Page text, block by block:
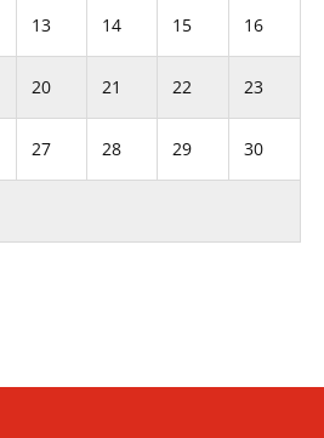
13 14 15 16
20 21 22 23
27 28 29 30